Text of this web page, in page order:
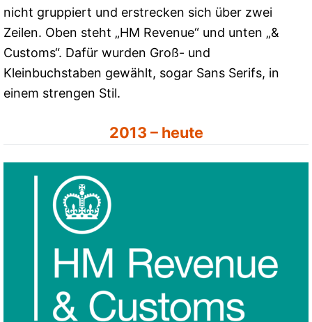
nicht gruppiert und erstrecken sich über zwei
Zeilen. Oben steht „HM Revenue“ und unten „&
Customs“. Dafür wurden Groß- und
Kleinbuchstaben gewählt, sogar Sans Serifs, in
einem strengen Stil.
2013 – heute